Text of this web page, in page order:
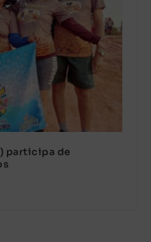
participa de